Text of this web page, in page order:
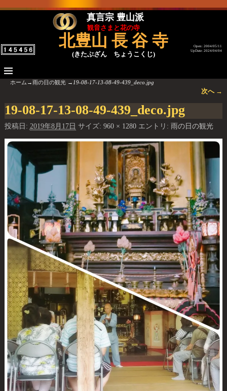
真言宗 豊山派
観音さまと花の寺
北豊山 長 谷 寺
(きたぶざん ちょうこくじ)
Open: 2004/05/11
UpDate: 2024/04/04
ホーム → 雨の日の観光 →19-08-17-13-08-49-439_deco.jpg
次へ →
19-08-17-13-08-49-439_deco.jpg
投稿日: 2019年8月17日 サイズ: 960 × 1280エントリ: 雨の日の観光